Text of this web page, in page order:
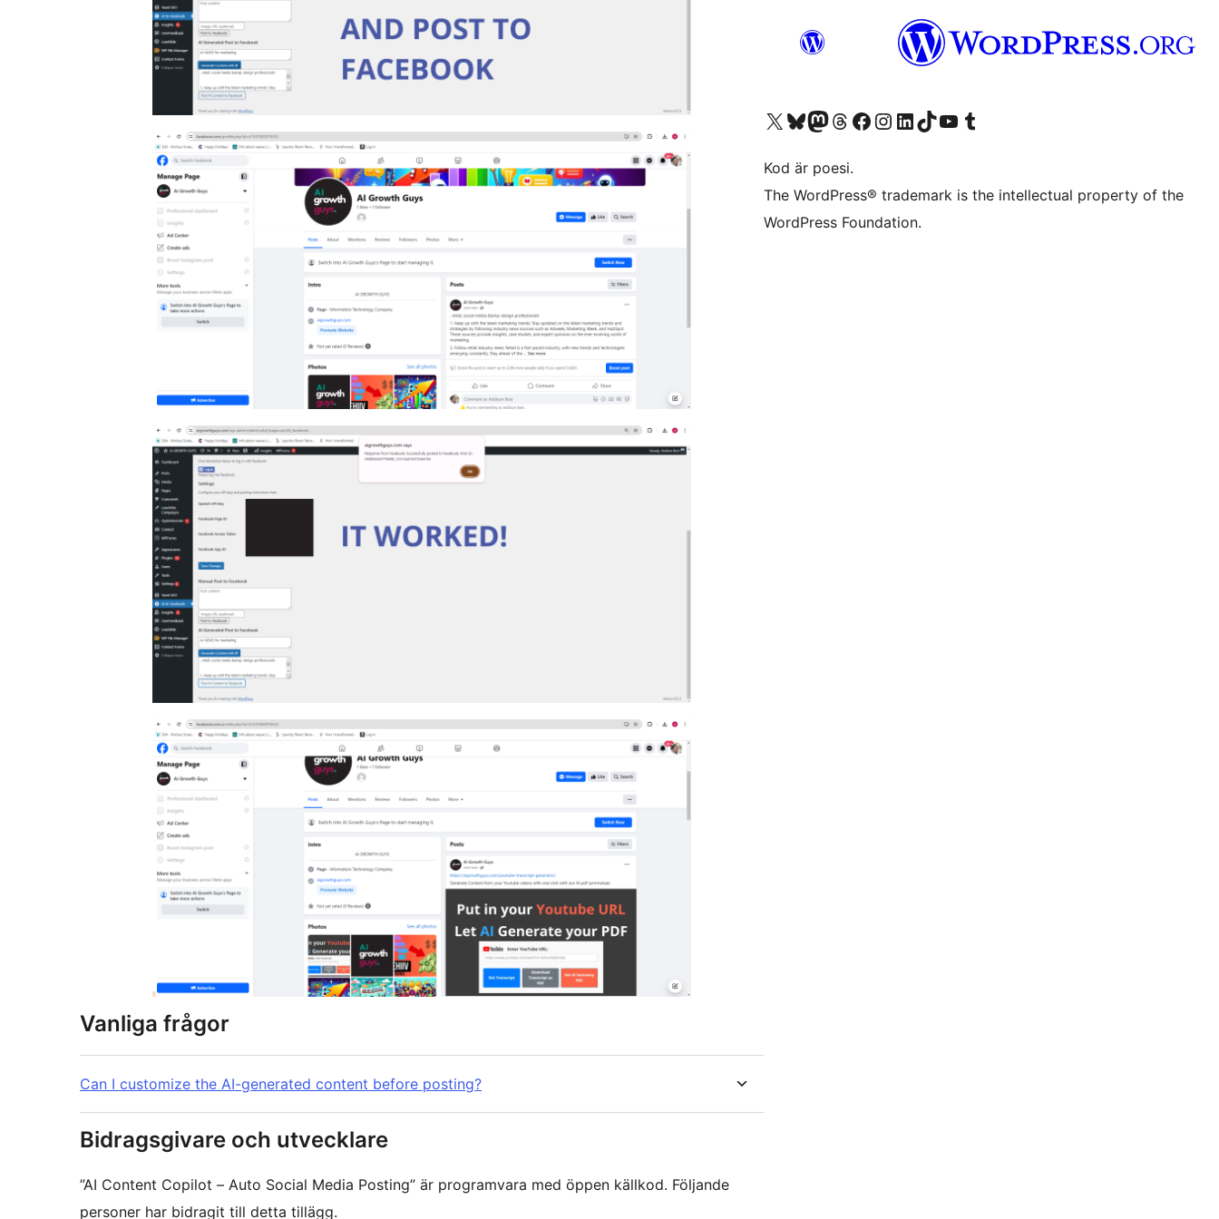
Vanliga frågor
Can I customize the AI-generated content before posting?
Bidragsgivare och utvecklare
”AI Content Copilot – Auto Social Media Posting” är programvara med öppen källkod. Följande
personer har bidragit till detta tillägg.
Besök vår X-konto (f.d. Twitter)
Besök vårt Bluesky-konto
Besök vårt Mastodon-konto
Besök vårt Thread-konto
Besök vår Facebook-sidaBesök vårt Instagram-konto
Besök vårt LinkedIn-konto
Besök vårt TikTok-konto
Besök vår YouTube-kanalBesök vårt Tumblr-konto
Kod är poesi.
The WordPress® trademark is the intellectual property of the
WordPress Foundation.